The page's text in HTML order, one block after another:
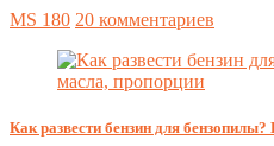
MS 180 20 комментариев
Как развести бензин для